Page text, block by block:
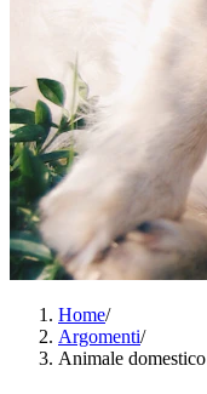
Home/
Argomenti/
Animale domestico